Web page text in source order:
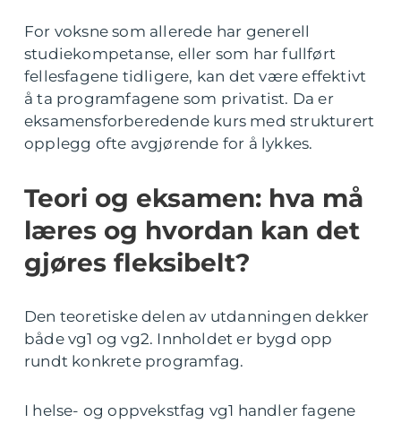
For voksne som allerede har generell
studiekompetanse, eller som har fullført
fellesfagene tidligere, kan det være effektivt
å ta programfagene som privatist. Da er
eksamensforberedende kurs med strukturert
opplegg ofte avgjørende for å lykkes.
Teori og eksamen: hva må
læres og hvordan kan det
gjøres fleksibelt?
Den teoretiske delen av utdanningen dekker
både vg1 og vg2. Innholdet er bygd opp
rundt konkrete programfag.
I helse- og oppvekstfag vg1 handler fagene